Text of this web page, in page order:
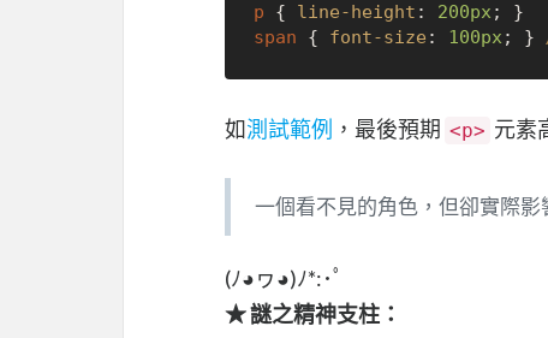
p { line-height : 200px
span { font-size : 100px ; }
如測試範例 ，最後預期 <p> 元素
一個看不見的角色，但卻實際影
(ﾉ◕ヮ◕)ﾉ*:･ﾟ
★ 謎之精神支柱：